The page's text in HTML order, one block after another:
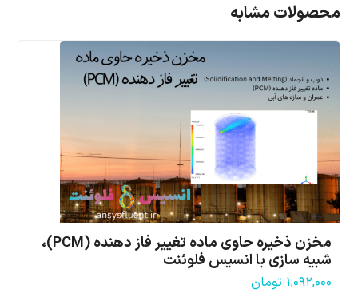
محصولات مشابه
مخزن ذخیره حاوی ماده تغییر فاز دهنده (PCM)،
شبیه سازی با انسیس فلوئنت
۱,۰۹۲,۰۰۰ تومان